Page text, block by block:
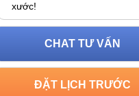
xước!
CHAT TƯ VẤN
ĐẶT LỊCH TRƯỚC